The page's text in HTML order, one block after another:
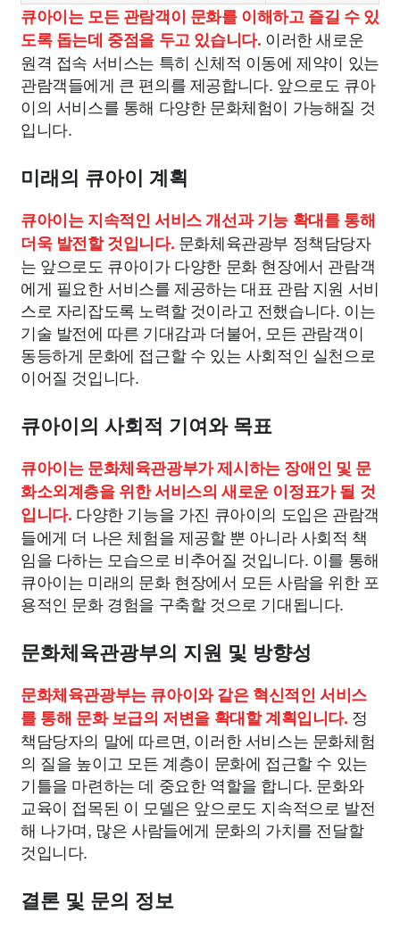
큐아이는 모든 관람객이 문화를 이해하고 즐길 수 있
도록 돕는데 중점을 두고 있습니다. 이러한 새로운
원격 접속 서비스는 특히 신체적 이동에 제약이 있는
관람객들에게 큰 편의를 제공합니다. 앞으로도 큐아
이의 서비스를 통해 다양한 문화체험이 가능해질 것
입니다.
미래의 큐아이 계획
큐아이는 지속적인 서비스 개선과 기능 확대를 통해
더욱 발전할 것입니다. 문화체육관광부 정책담당자
는 앞으로도 큐아이가 다양한 문화 현장에서 관람객
에게 필요한 서비스를 제공하는 대표 관람 지원 서비
스로 자리잡도록 노력할 것이라고 전했습니다. 이는
기술 발전에 따른 기대감과 더불어, 모든 관람객이
동등하게 문화에 접근할 수 있는 사회적인 실천으로
이어질 것입니다.
큐아이의 사회적 기여와 목표
큐아이는 문화체육관광부가 제시하는 장애인 및 문
화소외계층을 위한 서비스의 새로운 이정표가 될 것
입니다. 다양한 기능을 가진 큐아이의 도입은 관람객
들에게 더 나은 체험을 제공할 뿐 아니라 사회적 책
임을 다하는 모습으로 비추어질 것입니다. 이를 통해
큐아이는 미래의 문화 현장에서 모든 사람을 위한 포
용적인 문화 경험을 구축할 것으로 기대됩니다.
문화체육관광부의 지원 및 방향성
문화체육관광부는 큐아이와 같은 혁신적인 서비스
를 통해 문화 보급의 저변을 확대할 계획입니다. 정
책담당자의 말에 따르면, 이러한 서비스는 문화체험
의 질을 높이고 모든 계층이 문화에 접근할 수 있는
기틀을 마련하는 데 중요한 역할을 합니다. 문화와
교육이 접목된 이 모델은 앞으로도 지속적으로 발전
해 나가며, 많은 사람들에게 문화의 가치를 전달할
것입니다.
결론 및 문의 정보